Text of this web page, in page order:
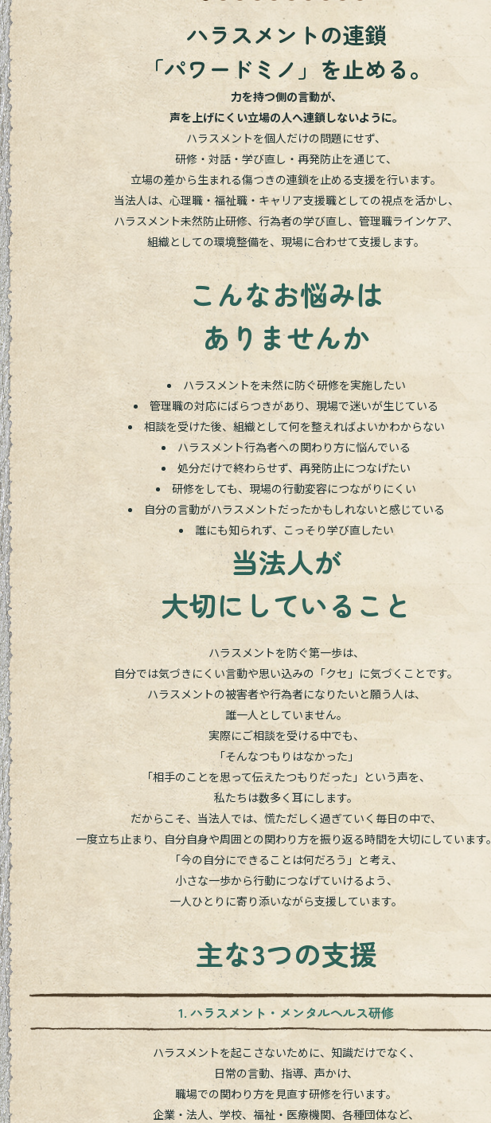
ハラスメントの連鎖
「パワードミノ」を止める。
力を持つ側の言動が、
声を上げにくい立場の人へ連鎖しないように。
ハラスメントを個人だけの問題にせず、
研修・対話・学び直し・再発防止を通じて、
立場の差から生まれる傷つきの連鎖を止める支援を行います。
当法人は、心理職・福祉職・キャリア支援職としての視点を活かし、
ハラスメント未然防止研修、行為者の学び直し、管理職ラインケア、
組織としての環境整備を、現場に合わせて支援します。
こんなお悩みは
ありませんか
ハラスメントを未然に防ぐ研修を実施したい
管理職の対応にばらつきがあり、現場で迷いが生じている
相談を受けた後、組織として何を整えればよいかわからない
ハラスメント行為者への関わり方に悩んでいる
処分だけで終わらせず、再発防止につなげたい
研修をしても、現場の行動変容につながりにくい
自分の言動がハラスメントだったかもしれないと感じている
誰にも知られず、こっそり学び直したい
当法人が
大切にしていること
ハラスメントを防ぐ第一歩は、
自分では気づきにくい言動や思い込みの「クセ」に気づくことです。
ハラスメントの被害者や行為者になりたいと願う人は、
誰一人としていません。
実際にご相談を受ける中でも、
「そんなつもりはなかった」
「相手のことを思って伝えたつもりだった」という声を、
私たちは数多く耳にします。
だからこそ、当法人では、慌ただしく過ぎていく毎日の中で、
一度立ち止まり、自分自身や周囲との関わり方を振り返る時間を大切にしています。
「今の自分にできることは何だろう」と考え、
小さな一歩から行動につなげていけるよう、
一人ひとりに寄り添いながら支援しています。
主な3つの支援
1. ハラスメント・メンタルヘルス研修
ハラスメントを起こさないために、知識だけでなく、
日常の言動、指導、声かけ、
職場での関わり方を見直す研修を行います。
企業・法人、学校、福祉・医療機関、各種団体など、